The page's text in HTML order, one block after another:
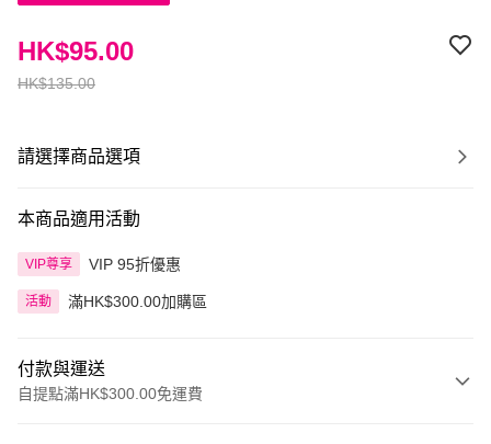
HK$135.00
HK$95.00
請選擇商品選項
本商品適用活動
VIP尊享 VIP 95折優惠
活動 滿HK$300.00加購區
付款與運送
自提點滿HK$300.00免運費